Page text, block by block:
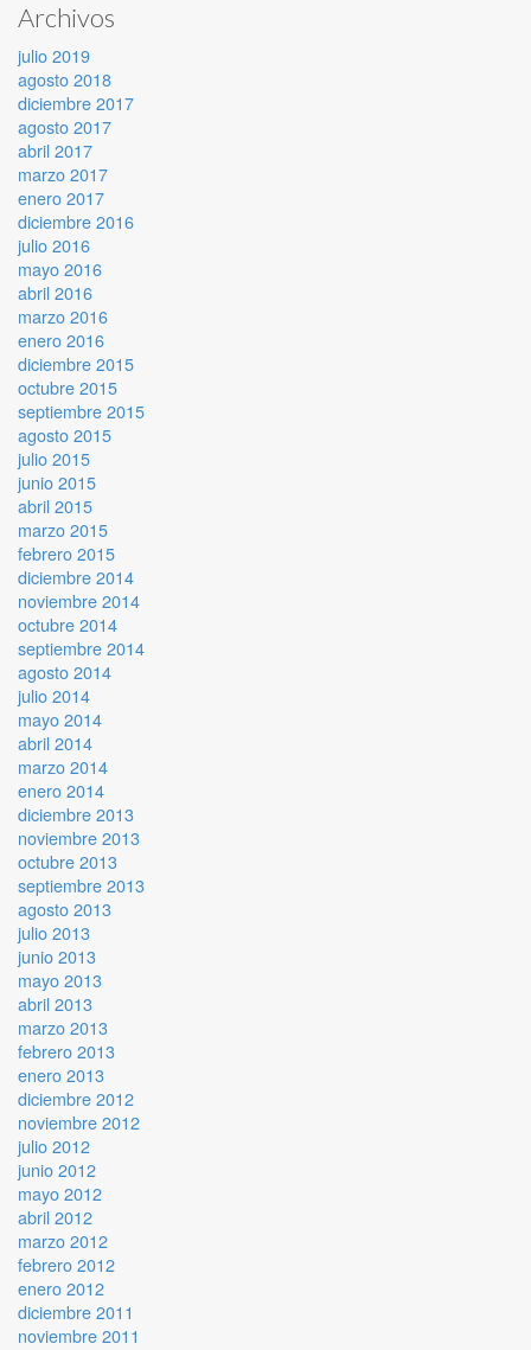
Archivos
julio 2019
agosto 2018
diciembre 2017
agosto 2017
abril 2017
marzo 2017
enero 2017
diciembre 2016
julio 2016
mayo 2016
abril 2016
marzo 2016
enero 2016
diciembre 2015
octubre 2015
septiembre 2015
agosto 2015
julio 2015
junio 2015
abril 2015
marzo 2015
febrero 2015
diciembre 2014
noviembre 2014
octubre 2014
septiembre 2014
agosto 2014
julio 2014
mayo 2014
abril 2014
marzo 2014
enero 2014
diciembre 2013
noviembre 2013
octubre 2013
septiembre 2013
agosto 2013
julio 2013
junio 2013
mayo 2013
abril 2013
marzo 2013
febrero 2013
enero 2013
diciembre 2012
noviembre 2012
julio 2012
junio 2012
mayo 2012
abril 2012
marzo 2012
febrero 2012
enero 2012
diciembre 2011
noviembre 2011